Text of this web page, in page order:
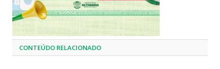
CONTEÚDO RELACIONADO